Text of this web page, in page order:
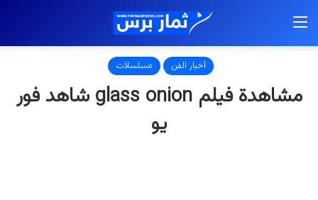
أخبار الفن مسلسلات
مشاهدة فيلم glass onion شاهد فور
يو